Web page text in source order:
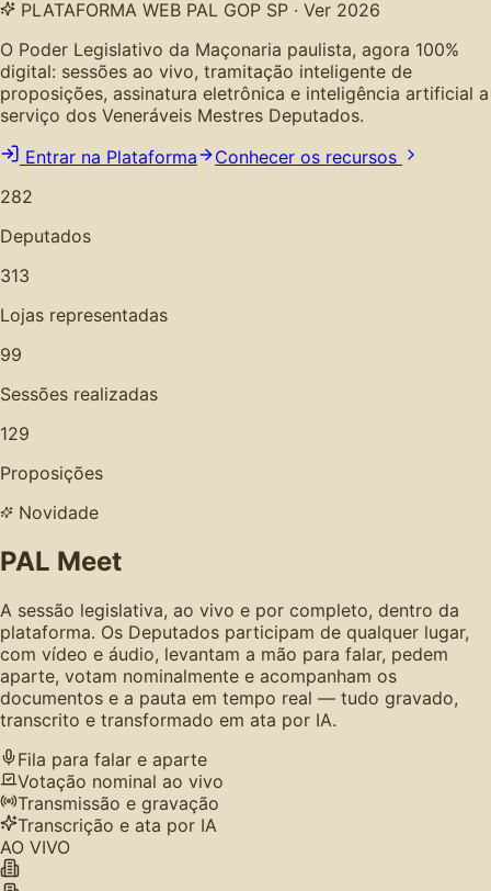
PLATAFORMA WEB PAL GOP SP · Ver 2026
O Poder Legislativo da Maçonaria paulista, agora 100%
digital: sessões ao vivo, tramitação inteligente de
proposições, assinatura eletrônica e inteligência artificial a
serviço dos Veneráveis Mestres Deputados.
Entrar na Plataforma
Conhecer os recursos
282
Deputados
313
Lojas representadas
99
Sessões realizadas
129
Proposições
Novidade
PAL Meet
A sessão legislativa, ao vivo e por completo, dentro da
plataforma. Os Deputados participam de qualquer lugar,
com vídeo e áudio, levantam a mão para falar, pedem
aparte, votam nominalmente e acompanham os
documentos e a pauta em tempo real — tudo gravado,
transcrito e transformado em ata por IA.
Fila para falar e aparte
Votação nominal ao vivo
Transmissão e gravação
Transcrição e ata por IA
AO VIVO